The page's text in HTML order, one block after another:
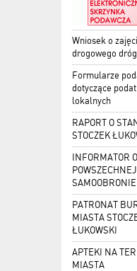
Wniosek o
drogowego
Formularze
dotyczące
lokalnych
RAPORT O
STOCZEK
INFORMATOR O
POWSZECHNEJ
PATRONAT
MIASTA
ŁUKOWSKI
APTEKI NA
MIASTA